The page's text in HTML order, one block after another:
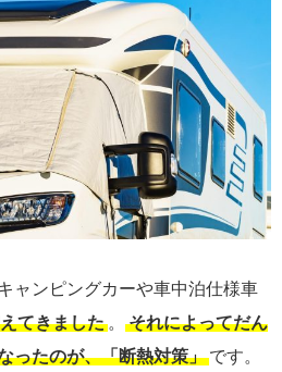
ャンピングカーや車中泊仕様車
てきました 。
それによってだん
ったのが、「断熱対策」 です。